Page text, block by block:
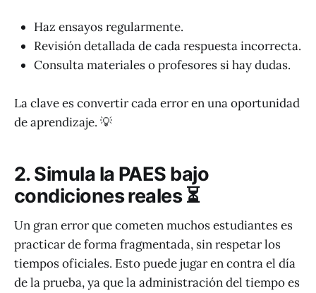
Haz ensayos regularmente.
Revisión detallada de cada respuesta incorrecta.
Consulta materiales o profesores si hay dudas.
La clave es convertir cada error en una oportunidad
de aprendizaje. 💡
2. Simula la PAES bajo
condiciones reales ⏳
Un gran error que cometen muchos estudiantes es
practicar de forma fragmentada, sin respetar los
tiempos oficiales. Esto puede jugar en contra el día
de la prueba, ya que la administración del tiempo es